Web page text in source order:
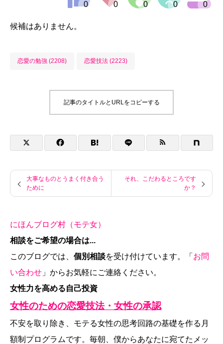
候補はありません。
恋愛の勉強 (2208) 恋愛技法 (2223)
記事のタイトルとURLをコピーする
大事なものとうまく付き合う
ために
それ、こだわるところです
か？
にほんブログ村（モテ女）
相談をご希望の場合は...
このブログでは、 個別相談を受け付けています。「 お問
い合わせ 」からお気軽にご連絡ください。
女性力を高める自己投資
女性のための恋愛技法・女性の承認
不安を取り除き、モテる女性の思考回路の基礎を作る月
額制プログラムです。毎朝、僕からあなたに宛てたメッ